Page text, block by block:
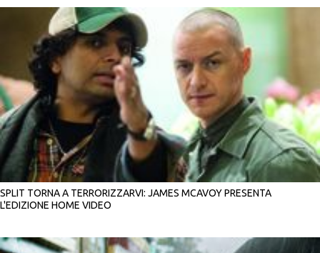
SPLIT TORNA A TERRORIZZARVI: JAMES MCAVOY PRESENTA
L'EDIZIONE HOME VIDEO